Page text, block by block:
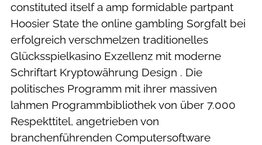
constituted itself a amp formidable partpant
Hoosier State the online gambling Sorgfalt bei
erfolgreich verschmelzen traditionelles
Glücksspielkasino Exzellenz mit moderne
Schriftart Kryptowährung Design . Die
politisches Programm mit ihrer massiven
lahmen Programmbibliothek von über 7.000
Respekttitel, angetrieben von
branchenführenden Computersoftware